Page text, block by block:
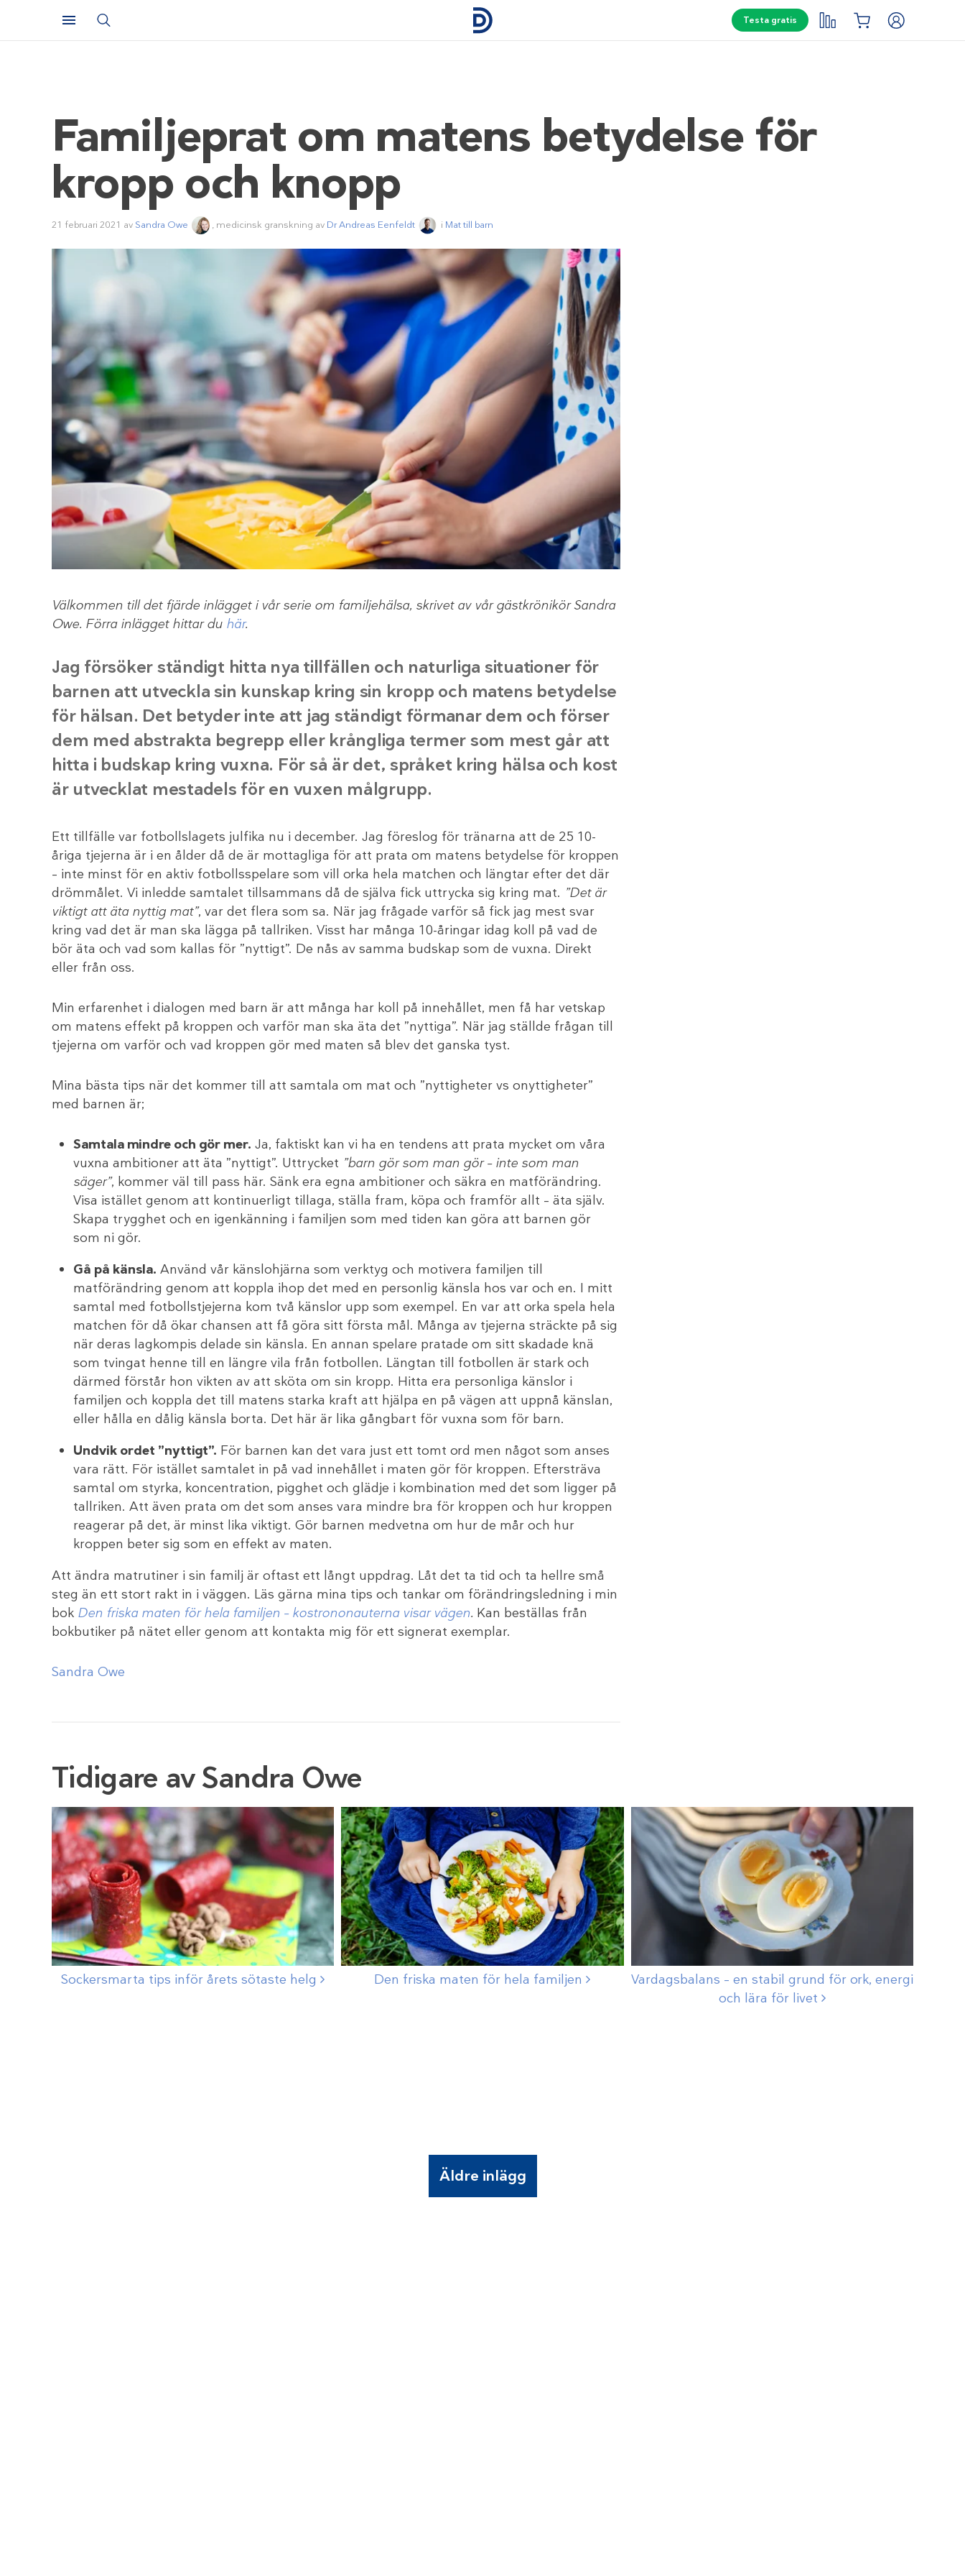
Testa gratis
Familjeprat om matens betydelse för
kropp och knopp
21 februari 2021 av Sandra Owe , medicinsk granskning av Dr Andreas Eenfeldt i Mat till barn
Välkommen till det fjärde inlägget i vår serie om familjehälsa, skrivet av vår gästkrönikör Sandra
Owe. Förra inlägget hittar du här.
Jag försöker ständigt hitta nya tillfällen och naturliga situationer för
barnen att utveckla sin kunskap kring sin kropp och matens betydelse
för hälsan. Det betyder inte att jag ständigt förmanar dem och förser
dem med abstrakta begrepp eller krångliga termer som mest går att
hitta i budskap kring vuxna. För så är det, språket kring hälsa och kost
är utvecklat mestadels för en vuxen målgrupp.
Ett tillfälle var fotbollslagets julfika nu i december. Jag föreslog för tränarna att de 25 10-
åriga tjejerna är i en ålder då de är mottagliga för att prata om matens betydelse för kroppen
– inte minst för en aktiv fotbollsspelare som vill orka hela matchen och längtar efter det där
drömmålet. Vi inledde samtalet tillsammans då de själva fick uttrycka sig kring mat. ”Det är
viktigt att äta nyttig mat”, var det flera som sa. När jag frågade varför så fick jag mest svar
kring vad det är man ska lägga på tallriken. Visst har många 10-åringar idag koll på vad de
bör äta och vad som kallas för ”nyttigt”. De nås av samma budskap som de vuxna. Direkt
eller från oss.
Min erfarenhet i dialogen med barn är att många har koll på innehållet, men få har vetskap
om matens effekt på kroppen och varför man ska äta det ”nyttiga”. När jag ställde frågan till
tjejerna om varför och vad kroppen gör med maten så blev det ganska tyst.
Mina bästa tips när det kommer till att samtala om mat och ”nyttigheter vs onyttigheter”
med barnen är;
Samtala mindre och gör mer. Ja, faktiskt kan vi ha en tendens att prata mycket om våra
vuxna ambitioner att äta ”nyttigt”. Uttrycket ”barn gör som man gör – inte som man
säger”, kommer väl till pass här. Sänk era egna ambitioner och säkra en matförändring.
Visa istället genom att kontinuerligt tillaga, ställa fram, köpa och framför allt – äta själv.
Skapa trygghet och en igenkänning i familjen som med tiden kan göra att barnen gör
som ni gör.
Gå på känsla. Använd vår känslohjärna som verktyg och motivera familjen till
matförändring genom att koppla ihop det med en personlig känsla hos var och en. I mitt
samtal med fotbollstjejerna kom två känslor upp som exempel. En var att orka spela hela
matchen för då ökar chansen att få göra sitt första mål. Många av tjejerna sträckte på sig
när deras lagkompis delade sin känsla. En annan spelare pratade om sitt skadade knä
som tvingat henne till en längre vila från fotbollen. Längtan till fotbollen är stark och
därmed förstår hon vikten av att sköta om sin kropp. Hitta era personliga känslor i
familjen och koppla det till matens starka kraft att hjälpa en på vägen att uppnå känslan,
eller hålla en dålig känsla borta. Det här är lika gångbart för vuxna som för barn.
Undvik ordet ”nyttigt”. För barnen kan det vara just ett tomt ord men något som anses
vara rätt. För istället samtalet in på vad innehållet i maten gör för kroppen. Eftersträva
samtal om styrka, koncentration, pigghet och glädje i kombination med det som ligger på
tallriken. Att även prata om det som anses vara mindre bra för kroppen och hur kroppen
reagerar på det, är minst lika viktigt. Gör barnen medvetna om hur de mår och hur
kroppen beter sig som en effekt av maten.
Att ändra matrutiner i sin familj är oftast ett långt uppdrag. Låt det ta tid och ta hellre små
steg än ett stort rakt in i väggen. Läs gärna mina tips och tankar om förändringsledning i min
bok Den friska maten för hela familjen – kostrononauterna visar vägen. Kan beställas från
bokbutiker på nätet eller genom att kontakta mig för ett signerat exemplar.
Sandra Owe
Tidigare av Sandra Owe
Sockersmarta tips inför årets sötaste helg Den friska maten för hela familjen
Vardagsbalans – en stabil grund för ork, energi
och lära för livet
Äldre inlägg